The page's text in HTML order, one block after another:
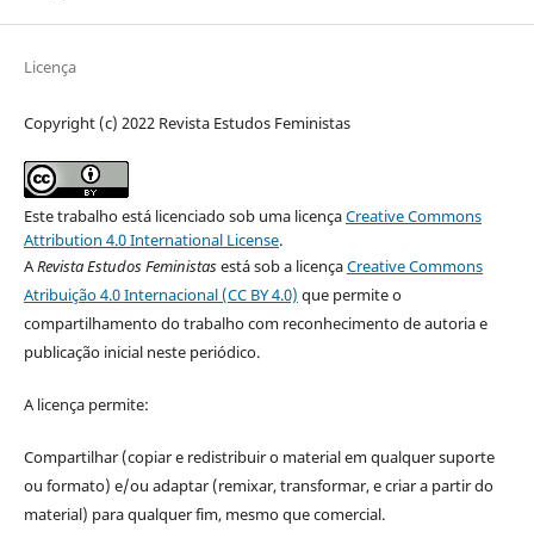
Licença
Copyright (c) 2022 Revista Estudos Feministas
Este trabalho está licenciado sob uma licençaCreative Commons
Attribution 4.0 International License.
ARevista Estudos Feministasestá sob a licençaCreative Commons
Atribuição 4.0 Internacional (CC BY 4.0) que permite o
compartilhamento do trabalho com reconhecimento de autoria e
publicação inicial neste periódico.
A licença permite:
Compartilhar (copiar e redistribuir o material em qualquer suporte
ou formato) e/ou adaptar (remixar, transformar, e criar a partir do
material) para qualquer fim, mesmo que comercial.